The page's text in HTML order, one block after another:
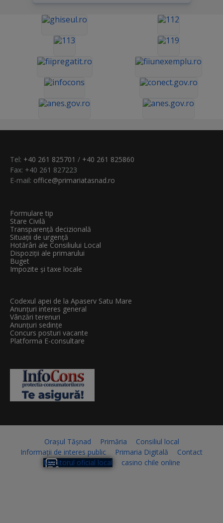
Tel: +40 261 825701 / +40 261 825860
Fax: +40 261 827223
E-mail: office@primariatasnad.ro
Formulare tip
Stare Civilă
Transparenţă decizională
Situații de urgență
Hotărâri ale Consiliului Local
Dispoziții ale primarului
Buget
Impozite și taxe locale
Codexul apei de la Apaserv Satu Mare
Anunțuri interes general
Vânzări terenuri
Anunțuri sedințe
Concurs posturi vacante
Platforma E-consultare
Orașul Tășnad Primăria
Consiliul local
Informații de interes public
Primaria Digitală
Contact
Monitorul oficial local
casino chile online